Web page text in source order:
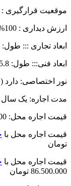
موقعیت قرارگیری :
ارزش دیداری : 100%
ابعاد تجاری ::: طول: 6 متر، ارتفاع: 3 متر مساحت: 18
ابعاد فنی::: طول: 5.8 متر، ارتفاع: 3 متر مساحت: 17.4
نور اختصاصی: دارد
مدت اجاره: یک سال
قیمت اجاره محل: 72.000.000 تومان
قیمت اجاره محل با
تومان
قیمت اجاره محل با
86.500.000 تومان